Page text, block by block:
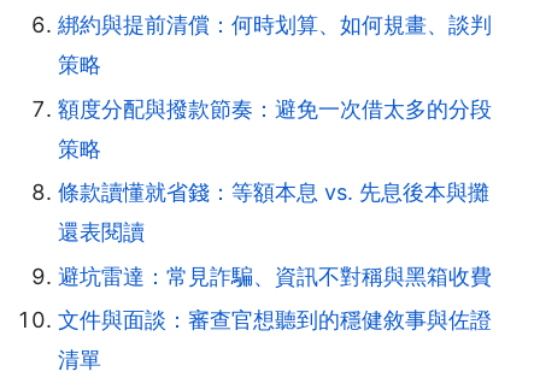
綁約與提前清償：何時划算、如何規畫、談判
策略
額度分配與撥款節奏：避免一次借太多的分段
策略
條款讀懂就省錢：等額本息 vs. 先息後本與攤
還表閱讀
避坑雷達：常見詐騙、資訊不對稱與黑箱收費
文件與面談：審查官想聽到的穩健敘事與佐證
清單